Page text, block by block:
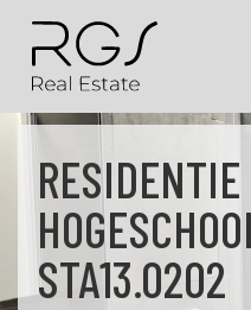
RESIDENTIE
STA13.0202